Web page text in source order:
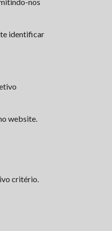
identificar
website.
critério.